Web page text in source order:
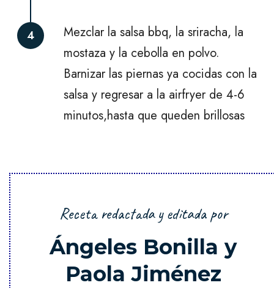
4
Mezclar la salsa bbq, la sriracha, la
mostaza y la cebolla en polvo.
Barnizar las piernas ya cocidas con la
salsa y regresar a la airfryer de 4-6
minutos,hasta que queden brillosas
Receta redactada y editada por
Ángeles Bonilla y
Paola Jiménez